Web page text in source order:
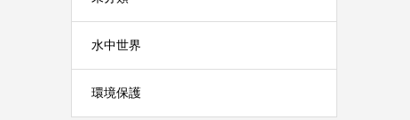
水中世界
環境保護